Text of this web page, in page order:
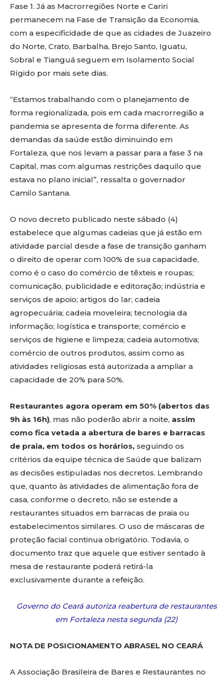
Fase 1. Já as Macrorregiões Norte e Cariri
permanecem na Fase de Transição da Economia,
com a especificidade de que as cidades de Juazeiro
do Norte, Crato, Barbalha, Brejo Santo, Iguatu,
Sobral e Tianguá seguem em Isolamento Social
Rígido por mais sete dias.
“Estamos trabalhando com o planejamento de
forma regionalizada, pois em cada macrorregião a
pandemia se apresenta de forma diferente. As
demandas da saúde estão diminuindo em
Fortaleza, que nos levam a passar para a fase 3 na
Capital, mas com algumas restrições daquilo que
estava no plano inicial”, ressalta o governador
Camilo Santana.
O novo decreto publicado neste sábado (4)
estabelece que algumas cadeias que já estão em
atividade parcial desde a fase de transição ganham
o direito de operar com 100% de sua capacidade,
como é o caso do comércio de têxteis e roupas;
comunicação, publicidade e editoração; indústria e
serviços de apoio; artigos do lar; cadeia
agropecuária; cadeia moveleira; tecnologia da
informação; logística e transporte; comércio e
serviços de higiene e limpeza; cadeia automotiva;
comércio de outros produtos, assim como as
atividades religiosas está autorizada a ampliar a
capacidade de 20% para 50%.
Restaurantes agora operam em 50% (abertos das
9h às 16h), mas não poderão abrir a noite, assim
como fica vetada a abertura de bares e barracas
de praia, em todos os horários, seguindo os
critérios da equipe técnica de Saúde que balizam
as decisões estipuladas nos decretos. Lembrando
que, quanto às atividades de alimentação fora de
casa, conforme o decreto, não se estende a
restaurantes situados em barracas de praia ou
estabelecimentos similares. O uso de máscaras de
proteção facial continua obrigatório. Todavia, o
documento traz que aquele que estiver sentado à
mesa de restaurante poderá retirá-la
exclusivamente durante a refeição.
Governo do Ceará autoriza reabertura de restaurantes
em Fortaleza nesta segunda (22)
NOTA DE POSICIONAMENTO ABRASEL NO CEARÁ
A Associação Brasileira de Bares e Restaurantes no